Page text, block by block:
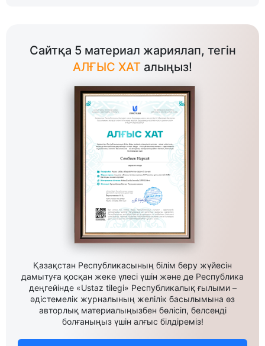
Сайтқа 5 материал жариялап, тегін
АЛҒЫС ХАТ алыңыз!
Қазақстан Республикасының білім беру жүйесін
дамытуға қосқан жеке үлесі үшін және де Республика
деңгейінде «Ustaz tilegi» Республикалық ғылыми –
әдістемелік журналының желілік басылымына өз
авторлық материалыңызбен бөлісіп, белсенді
болғаныңыз үшін алғыс білдіреміз!